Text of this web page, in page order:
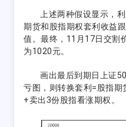
上述两种假设显示，
期货和股指期权套利收益
值。最终，11月17日交割
为1020元。
画出最后到期日上证
亏图，则转换套利=股指
+卖出3份股指看涨期权。